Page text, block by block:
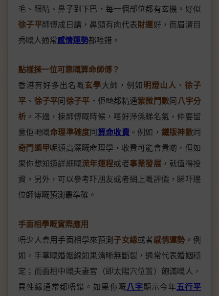
毛、眼睛、鼻子到下巴，每一個部位都有玄機。好似
徐子平師傅成日講，鼻頭有肉代表財運好，而眉清目
秀嘅人通常感情運勢都唔錯。
點樣揀一位可靠嘅算命師傅？
香港有好多出名嘅玄學大師，例如明燈山人 、徐子
平 、 徐子平同徐子平 ，佢哋都精通紫微鬥數同八字分
析 。不過，揀師傅嘅時候，唔好淨係睇名氣，仲要留
意佢哋嘅命理準確度同算命收費。例如， 鐵版神數同
奇門遁甲呢類高深嘅命理學，收費可能會貴啲，但如
果你想知道詳細嘅流年運程或者事業發展，就值得投
資。另外，可以參考吓朋友或者網上嘅評價，睇吓邊
位師傅嘅預測最準確。
手面相學嘅實際應用
唔少人會用手面相學來預測子女緣或者感情運勢 。例
如，手掌嘅婚姻線如果清晰無斷裂，通常代表婚姻穩
定；而面相中嘅夫妻宮（即太陽穴位置）飽滿嘅人，
異性緣通常都唔錯。如果你嘅八字顯示今年五行平